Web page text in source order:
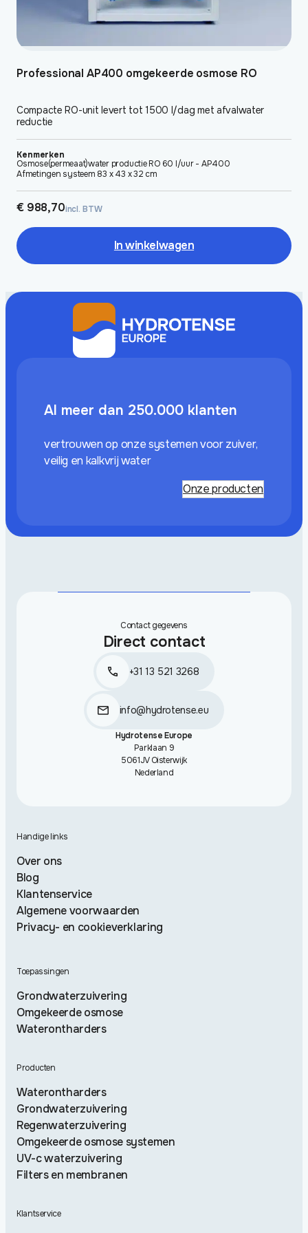
Professional AP400 omgekeerde osmose RO
Compacte RO-unit levert tot 1500 l/dag met afvalwater
reductie
Kenmerken
Osmose(permeaat)water productie RO 60 l/uur - AP400
Afmetingen systeem 83 x 43 x 32 cm
€988,70incl. BTW
In winkelwagen
Al meer dan 250.000 klanten
vertrouwen op onze systemen voor zuiver,
veilig en kalkvrij water
Onze producten
Contact gegevens
Direct contact
+31 13 521 3268
info@hydrotense.eu
Hydrotense Europe
Parklaan 9
5061JV Oisterwijk
Nederland
Handige links
Over ons
Blog
Klantenservice
Algemene voorwaarden
Privacy- en cookieverklaring
Toepassingen
Grondwaterzuivering
Omgekeerde osmose
Waterontharders
Producten
Waterontharders
Grondwaterzuivering
Regenwaterzuivering
Omgekeerde osmose systemen
UV-c waterzuivering
Filters en membranen
Klantservice